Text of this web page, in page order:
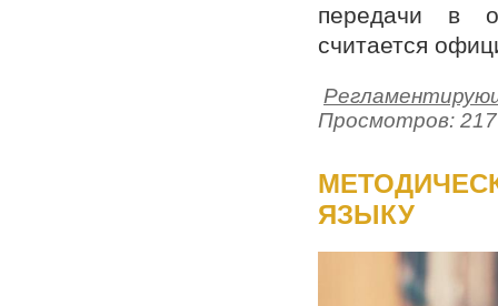
передачи в
считается
Просмотров:
ЯЗЫКУ